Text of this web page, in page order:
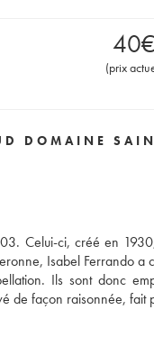
40€
(prix
DOMAINE
Celui-ci, créé en
Isabel Ferrando
Ils sont donc
de façon raisonnée,